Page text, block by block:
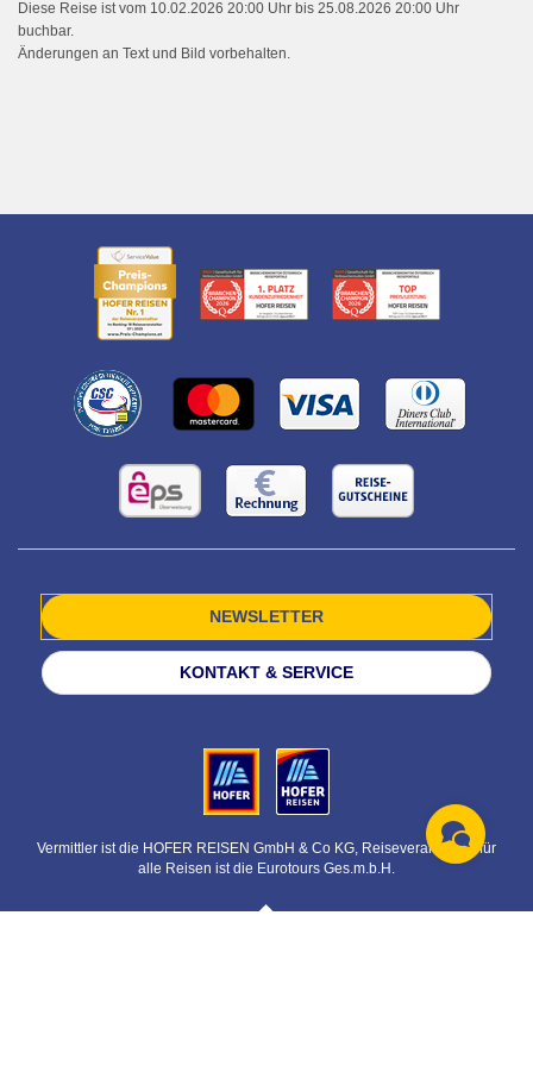
Diese Reise ist vom 10.02.2026 20:00 Uhr bis 25.08.2026 20:00 Uhr
buchbar.
Änderungen an Text und Bild vorbehalten.
NEWSLETTER
KONTAKT & SERVICE
Vermittler ist die HOFER REISEN GmbH & Co KG, Reiseveranstalter für
alle Reisen ist die Eurotours Ges.m.b.H.